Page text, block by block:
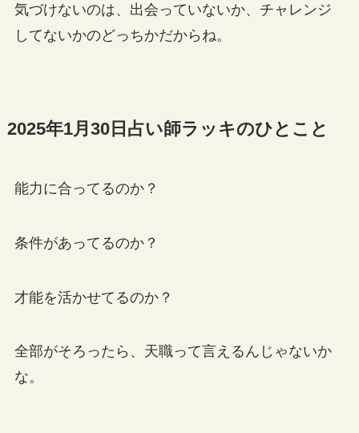
気づけないのは、出会っていないか、チャレンジ
してないかのどっちかだからね。
2025年1月30日占い師ラッキのひとこと
能力に合ってるのか？
条件があってるのか？
才能を活かせてるのか？
全部がそろったら、天職って言えるんじゃないか
な。